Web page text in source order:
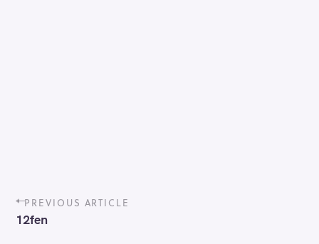
P
o
s
PREVIOUS ARTICLE
12fen